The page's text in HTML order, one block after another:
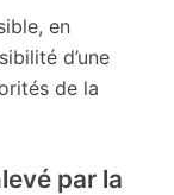
en
d’une
de la
par la